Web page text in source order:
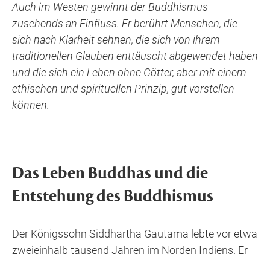
Auch im Westen gewinnt der Buddhismus
zusehends an Einfluss. Er berührt Menschen, die
sich nach Klarheit sehnen, die sich von ihrem
traditionellen Glauben enttäuscht abgewendet haben
und die sich ein Leben ohne Götter, aber mit einem
ethischen und spirituellen Prinzip, gut vorstellen
können.
Das Leben Buddhas und die
Entstehung des Buddhismus
Der Königssohn Siddhartha Gautama lebte vor etwa
zweieinhalb tausend Jahren im Norden Indiens. Er